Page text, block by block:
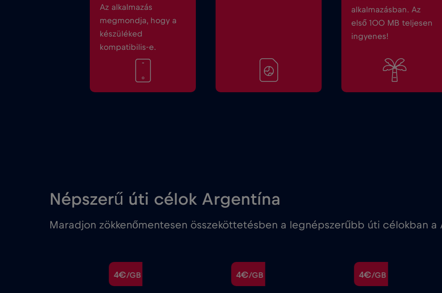
Az alkalmazás
megmondja, hogy a
készüléked
kompatibilis-e.
alkalmazásban. Az
első 100 MB teljesen
ingyenes!
Népszerű úti célok Argentína
Maradjon zökkenőmentesen összeköttetésben a legnépszerűbb úti célokban a
4€/GB 4€/GB 4€/GB